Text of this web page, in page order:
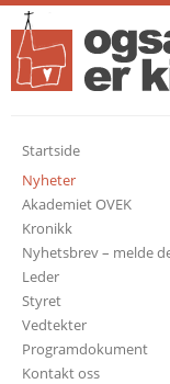
Startside
Nyheter
Akademiet OVEK
Kronikk
Nyhetsbrev – melde
Leder
Styret
Vedtekter
Programdokument
Kontakt oss